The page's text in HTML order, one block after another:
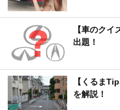
【車のク
出題！
【くるま
を解説！